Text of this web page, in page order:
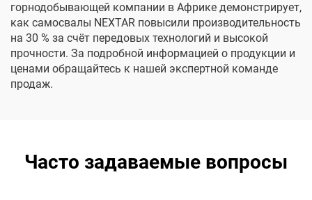
горнодобывающей компании в Африке демонстрирует,
как самосвалы NEXTAR повысили производительность
на 30 % за счёт передовых технологий и высокой
прочности. За подробной информацией о продукции и
ценами обращайтесь к нашей экспертной команде
продаж.
Часто задаваемые вопросы